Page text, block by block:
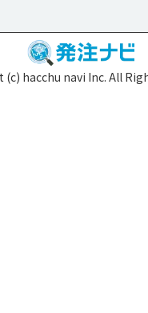
hacchu navi Inc. All